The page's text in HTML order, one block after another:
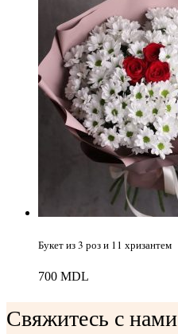
Букет из 3 роз и 11 хризантем
700 MDL
Свяжитесь с нами